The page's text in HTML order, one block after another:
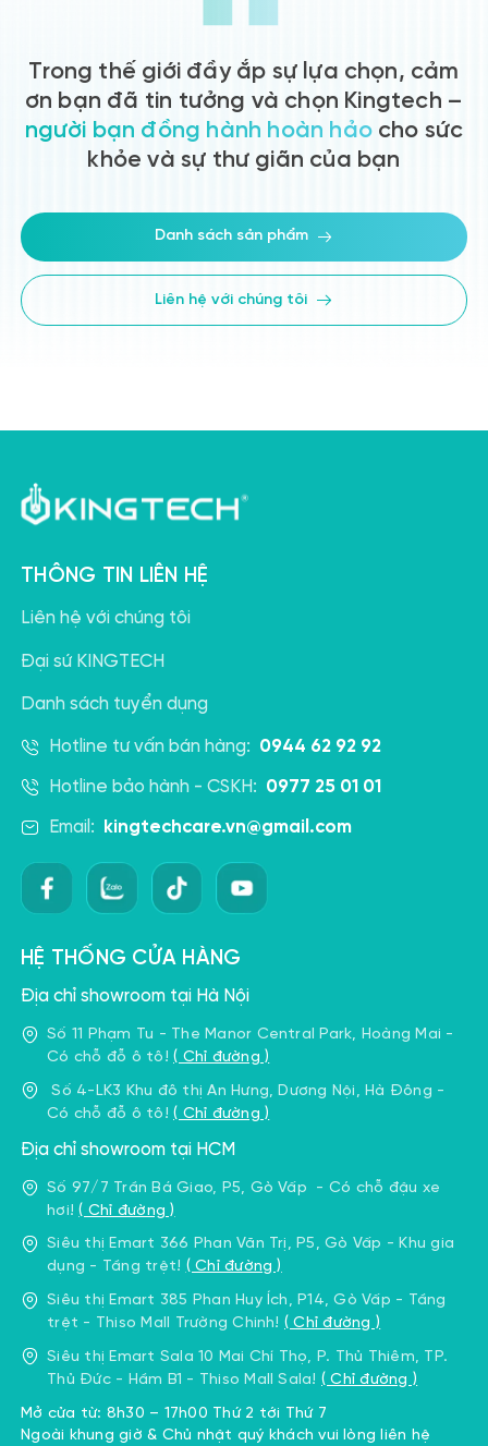
Trong thế giới đầy ắp sự lựa chọn, cảm
ơn bạn đã tin tưởng và chọn Kingtech –
người bạn đồng hành hoàn hảocho sức
khỏe và sự thư giãn của bạn
Danh sách sản phẩm
Liên hệ với chúng tôi
THÔNG TIN LIÊN HỆ
Liên hệ với chúng tôi
Đại sứ KINGTECH
Danh sách tuyển dụng
Hotline tư vấn bán hàng: 0944 62 92 92
Hotline bảo hành - CSKH: 0977 25 01 01
Email: kingtechcare.vn@gmail.com
HỆ THỐNG CỬA HÀNG
Địa chỉ showroom tại Hà Nội
Số 11 Phạm Tu - The Manor Central Park, Hoàng Mai -
Có chỗ đỗ ô tô!( Chỉ đường )
Số 4-LK3 Khu đô thị An Hưng, Dương Nội, Hà Đông -
Có chỗ đỗ ô tô!( Chỉ đường )
Địa chỉ showroom tại HCM
Số 97/7 Trần Bá Giao, P5, Gò Vấp - Có chỗ đậu xe
hơi!( Chỉ đường )
Siêu thị Emart 366 Phan Văn Trị, P5, Gò Vấp - Khu gia
dụng - Tầng trệt! ( Chỉ đường )
Siêu thị Emart 385 Phan Huy Ích, P14, Gò Vấp - Tầng
trệt - Thiso Mall Trường Chinh! ( Chỉ đường )
Siêu thị Emart Sala 10 Mai Chí Thọ, P. Thủ Thiêm, TP.
Thủ Đức - Hầm B1 - Thiso Mall Sala! ( Chỉ đường )
Mở cửa từ: 8h30 – 17h00 Thứ 2 tới Thứ 7
Ngoài khung giờ & Chủ nhật quý khách vui lòng liên hệ